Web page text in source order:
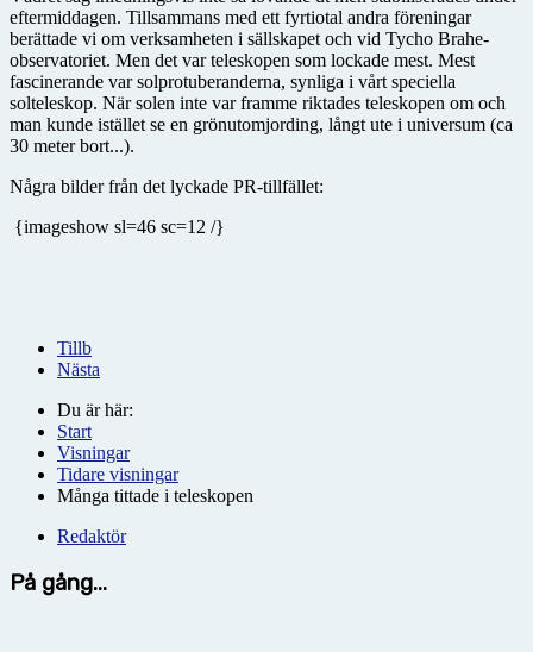
eftermiddagen. Tillsammans med ett fyrtiotal andra föreningar
berättade vi om verksamheten i sällskapet och vid Tycho Brahe-
observatoriet. Men det var teleskopen som lockade mest. Mest
fascinerande var solprotuberanderna, synliga i vårt speciella
solteleskop. När solen inte var framme riktades teleskopen om och
man kunde istället se en grönutomjording, långt ute i universum (ca
30 meter bort...).
Några bilder från det lyckade PR-tillfället:
{imageshow sl=46 sc=12 /}
Tillb
Nästa
Du är här:
Start
Visningar
Tidare visningar
Många tittade i teleskopen
Redaktör
På gång...